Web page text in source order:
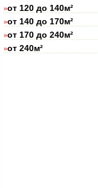
»от 120 до 140м²
»от 140 до 170м²
»от 170 до 240м²
»от 240м²